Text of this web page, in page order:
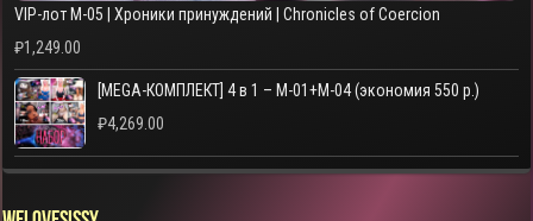
VIP-лот M-05 | Хроники принуждений | Chronicles of Coercion
₽1,249.00
[MEGA-КОМПЛЕКТ] 4 в 1 – M-01+M-04 (экономия 550 р.)
₽4,269.00